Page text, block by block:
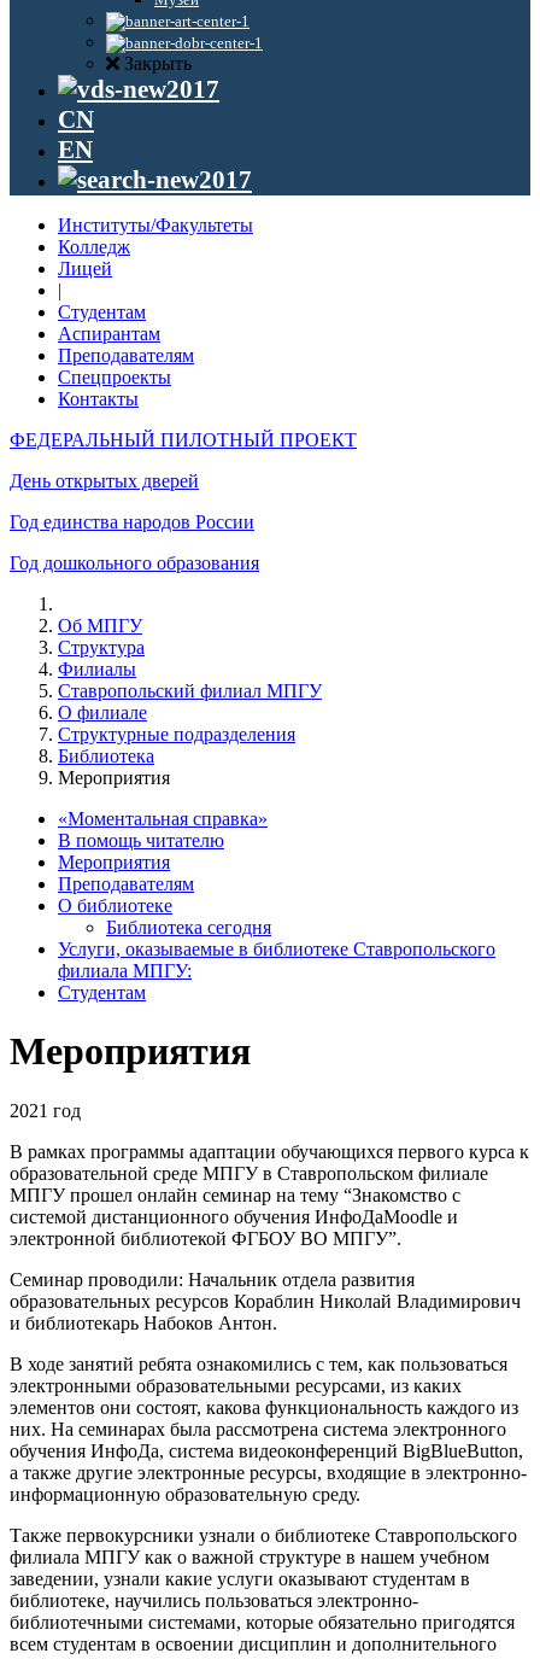
Закрыть
CN
EN
Институты/Факультеты
Колледж
Лицей
|
Студентам
Аспирантам
Преподавателям
Спецпроекты
Контакты
ФЕДЕРАЛЬНЫЙ ПИЛОТНЫЙ ПРОЕКТ
День открытых дверей
Год единства народов России
Год дошкольного образования
Об МПГУ
Структура
Филиалы
Ставропольский филиал МПГУ
О филиале
Структурные подразделения
Библиотека
Мероприятия
«Моментальная справка»
В помощь читателю
Мероприятия
Преподавателям
О библиотеке
Библиотека сегодня
Услуги, оказываемые в библиотеке Ставропольского
филиала МПГУ:
Студентам
Мероприятия
2021 год
В рамках программы адаптации обучающихся первого курса к
образовательной среде МПГУ в Ставропольском филиале
МПГУ прошел онлайн семинар на тему “Знакомство с
системой дистанционного обучения ИнфоДаMoodle и
электронной библиотекой ФГБОУ ВО МПГУ”.
Семинар проводили: Начальник отдела развития
образовательных ресурсов Кораблин Николай Владимирович
и библиотекарь Набоков Антон.
В ходе занятий ребята ознакомились с тем, как пользоваться
электронными образовательными ресурсами, из каких
элементов они состоят, какова функциональность каждого из
них. На семинарах была рассмотрена система электронного
обучения ИнфоДа, система видеоконференций BigBlueButton,
а также другие электронные ресурсы, входящие в электронно-
информационную образовательную среду.
Также первокурсники узнали о библиотеке Ставропольского
филиала МПГУ как о важной структуре в нашем учебном
заведении, узнали какие услуги оказывают студентам в
библиотеке, научились пользоваться электронно-
библиотечными системами, которые обязательно пригодятся
всем студентам в освоении дисциплин и дополнительного